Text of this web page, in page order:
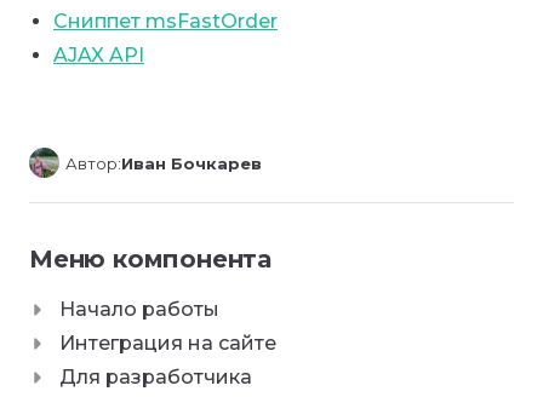
Сниппет msFastOrder
AJAX API
Автор:Иван Бочкарев
Меню компонента
Начало работы
Интеграция на сайте
Для разработчика